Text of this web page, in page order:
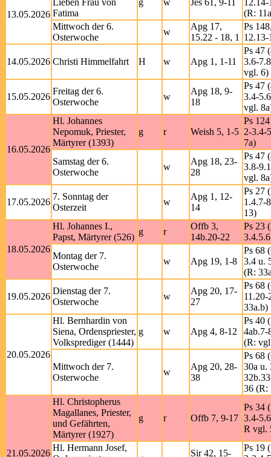
13.05.2026
Lieben Frau von
Fatima
g w Jes 61, 9-11
12.14-
(R:
Mittwoch der 6.
Osterwoche
w
Apg 17,
15.22 - 18, 1
Ps
12.13-
14.05.2026 Christi Himmelfahrt H w Apg 1, 1-11
Ps 47
3.6-
vgl. 6)
15.05.2026
Freitag der 6.
Osterwoche
w
Apg 18, 9-
18
Ps 47
3.4-
vgl.
16.05.2026
Hl. Johannes
Nepomuk, Priester,
Märtyrer (1393)
g r Weish 5, 1-5
Ps
2-3.4-
7a)
Samstag der 6.
Osterwoche
w
Apg 18, 23-
28
Ps 47
3.8-
vgl.
17.05.2026
7. Sonntag der
Osterzeit
w
Apg 1, 12-
14
Ps 27
1.4.7-
13)
18.05.2026
Hl. Johannes I.,
Papst, Märtyrer (526)
g r
Offb 3,
14b.20-22
Ps 23
Montag der 7.
Osterwoche
w Apg 19, 1-8
Ps 68
3.4 u.
(R:
19.05.2026
Dienstag der 7.
Osterwoche
w
Apg 20, 17-
27
Ps 68
11.20-
33a.b)
20.05.2026
Hl. Bernhardin von
Siena, Ordenspriester,
Volksprediger (1444)
g w Apg 4, 8-12
Ps 40
4ab.7-
(R:
Mittwoch der 7.
Osterwoche
w
Apg 20, 28-
38
Ps 68
30a u.
36 (R:
21.05.2026
Hl. Christopherus
Magallanes, Priester,
und Gefährten,
Märtyrer (1927)
g r Offb 7, 9-17
Ps 34
3.4-
R vgl.
Hl. Hermann Josef,
Sir 42, 15-
Ps 19